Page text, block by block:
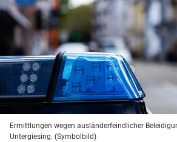
Ermittlungen wegen ausländerfeindlicher
Untergiesing. (Symbolbild)